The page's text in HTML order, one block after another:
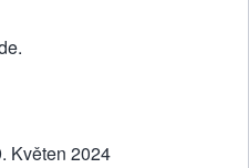
.
Květen 2024